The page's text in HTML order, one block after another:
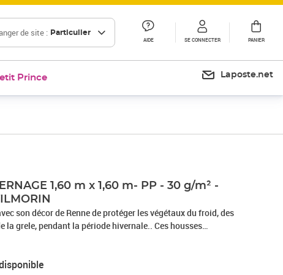
de site : Particulier
AIDE SE CONNECTER PANIER
Prince Laposte.net
1,60 m x 1,60 m- PP - 30 g/m² -
son décor de Renne de protéger les végétaux du froid, des
pendant la période hivernale.. Ces housses
en laissant passer l'air, la lumiere et l'eau, évitant
le développement des bourgeons et des jeunes pousses au